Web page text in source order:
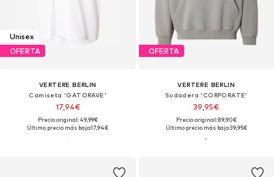
Unisex
OFERTA
VERTERE BERLIN
Camiseta 'GATORAVE'
17,94€
Precio original: 49,99€
Último precio más bajo:17,94€
OFERTA
VERTERE BERLIN
Sudadera 'CORPORATE'
39,95€
Precio original: 89,90€
Último precio más bajo:39,95€